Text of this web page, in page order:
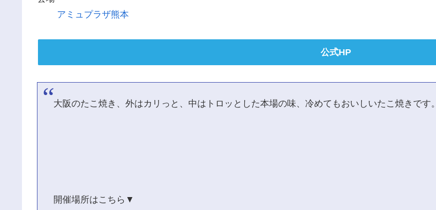
アミュプラザ熊本
公式HP
大阪のたこ焼き、外はカリっと、中はトロッとした本場の味、冷めてもおいしいたこ焼きです。
開催場所はこちら▼